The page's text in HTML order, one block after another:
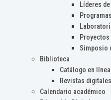
Líderes
Simposio
Biblioteca
Catálogo en línea
Revistas digitales
Calendario académico